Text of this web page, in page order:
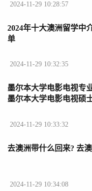
2024-11-29 10:28:57
2024年十大澳洲留学中
单
2024-11-29 10:32:35
墨尔本大学电影电视专
墨尔本大学电影电视硕
2024-11-29 10:33:32
去澳洲带什么回来? 去
2024-11-29 10:34:08